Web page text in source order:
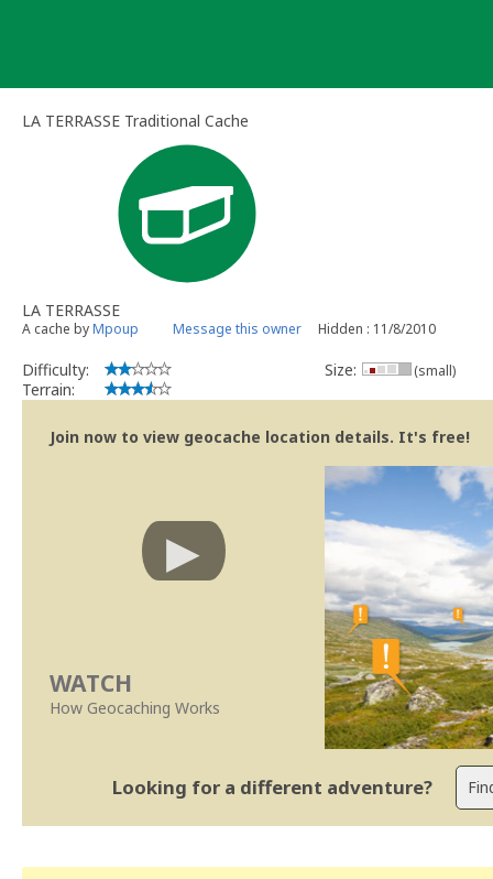
LA TERRASSE Traditional Cache
LA TERRASSE
A cache byMpoup Message this owner Hidden : 11/8/2010
Difficulty:
Terrain:
Size: (small)
Join now to view geocache location details. It's free!
WATCH
How Geocaching Works
Looking for a different adventure?